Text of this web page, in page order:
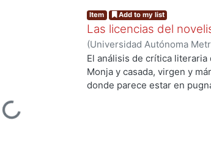
Loading...
Item Add to my list
Las licencias del
(Universidad Autónoma
Sociales y Humanidades,
Algaba Martínez, Leticia
El análisis de crítica
Monja y casada, virgen y
donde parece estar en